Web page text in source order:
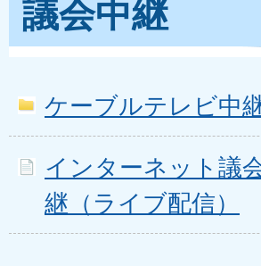
議会中継
ケーブルテレビ中
インターネット議
継（ライブ配信）